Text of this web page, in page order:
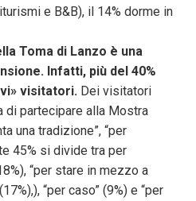
e B&B), il 14% dorme in
Toma di Lanzo è una
Infatti, più del 40%
visitatori. Dei visitatori
di partecipare alla Mostra
una tradizione”, “per
45% si divide tra per
“per stare in mezzo a
“per caso” (9%) e “per